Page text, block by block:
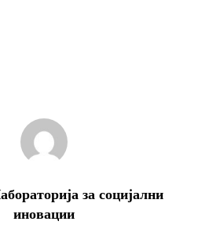
за социјални
иновации